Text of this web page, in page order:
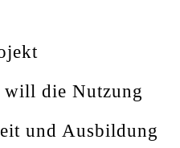
will die Nutzung
und Ausbildung